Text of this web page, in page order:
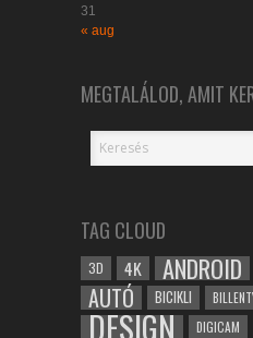
31
« aug
MEGTALÁLOD, AMIT
TAG CLOUD
3D 4K ANDROID
AUTÓ BICIKLI
DESIGN DIGICAM